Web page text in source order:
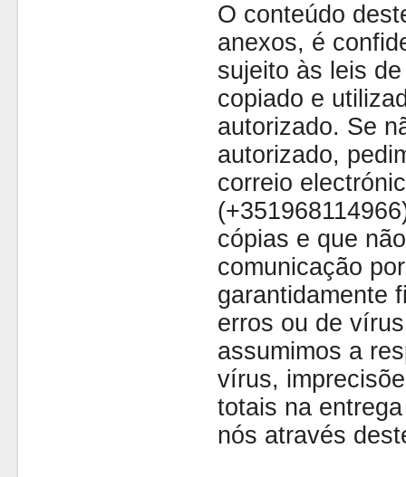
O conteúdo
anexos, é
sujeito às leis
copiado e
autorizado. Se
autorizado,
correio
cópias e que
comunicação
garantidamente
erros ou de
assumimos a
vírus,
totais na
nós através